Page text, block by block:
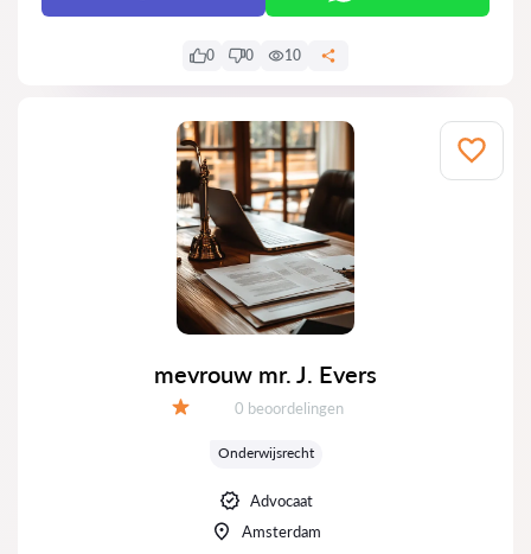
0 0 10
mevrouw mr. J. Evers
Getuigenissen:
0 beoordelingen
Onderwijsrecht
Advocaat
Amsterdam